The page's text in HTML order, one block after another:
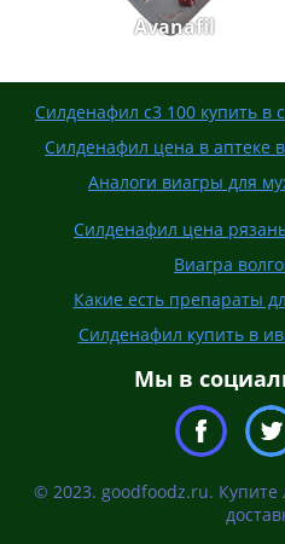
Avanafil
Силденафил с3 100 купить в
Силденафил цена в аптеке
Аналоги виагры для
Силденафил цена
Виагра
Какие есть препараты
Силденафил купить в
Мы в
© 2023. goodfoodz.ru. Купите